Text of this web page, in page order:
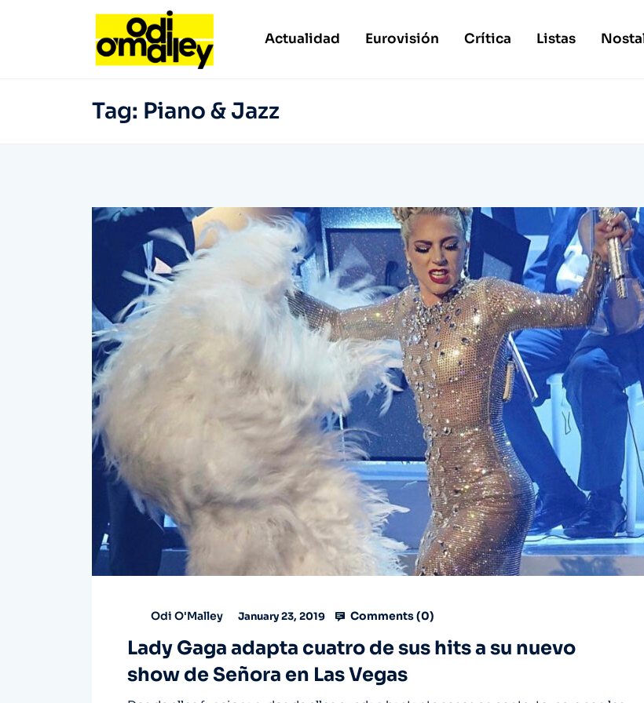
Actualidad Eurovisión Crítica Listas
Tag: Piano & Jazz
Odi O'Malley January 23, 2019 Comments (0)
Lady Gaga adapta cuatro de sus hits a su nuevo
show de Señora en Las Vegas